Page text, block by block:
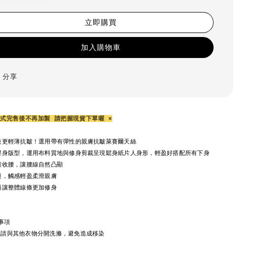
立即購買
加入購物車
分享
完售後不再加製 請把握現貨下單喔 ×
更輕薄抗皺！選用帶有彈性的親膚抗皺萊賽爾天絲
身版型，運用布料質地與修身剪裁呈現鬆身紙片人身形，輕盈好搭配所有下身
收腰，讓腰線自然凸顯
，觸感輕盈柔滑親膚
讓整體線條更加修身
項
與其他衣物分開洗滌，避免造成移染